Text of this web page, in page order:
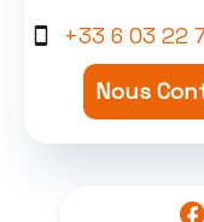
+33 6 03 22
Nous